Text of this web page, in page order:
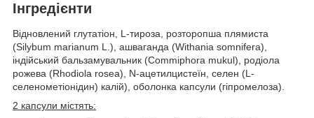
Інгредієнти
Відновлений глутатіон, L-тироза, розторопша плямиста
(Silybum marianum L.), ашваганда (Withania somnifera),
індійський бальзамувальник (Commiphora mukul), родіола
рожева (Rhodiola rosea), N-ацетилцистеїн, селен (L-
селенометіонідин) калій), оболонка капсули (гіпромелоза).
2 капсули містять: